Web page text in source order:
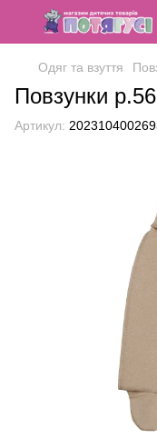
Одяг та взуття
Повзунки
Артикул: